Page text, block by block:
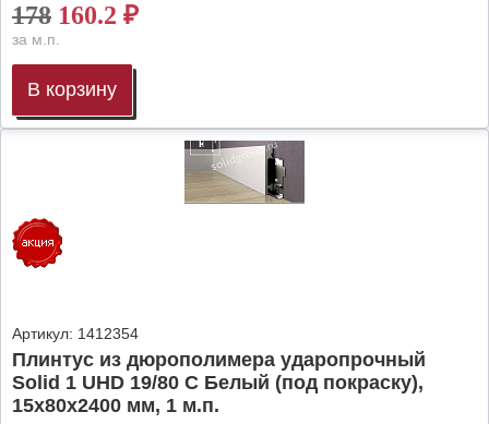
178 160.2 ₽
за м.п.
В корзину
Артикул: 1412354
Плинтус из дюрополимера ударопрочный
Solid 1 UHD 19/80 C Белый (под покраску),
15х80х2400 мм, 1 м.п.